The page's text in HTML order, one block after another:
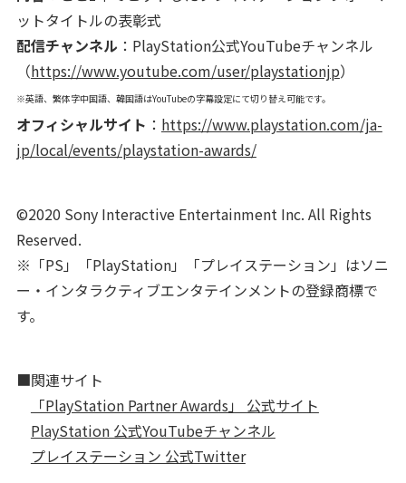
ットタイトルの表彰式
配信チャンネル ：PlayStation公式YouTubeチャンネル
（https://www.youtube.com/user/playstationjp）
※英語、繁体字中国語、韓国語はYouTubeの字幕設定にて切り替え可能です。
オフィシャルサイト ： https://www.playstation.com/ja-
jp/local/events/playstation-awards/
©2020 Sony Interactive Entertainment Inc. All Rights
Reserved.
※「PS」「PlayStation」「プレイステーション」はソニ
ー・インタラクティブエンタテインメントの登録商標で
す。
■関連サイト
「PlayStation Partner Awards」 公式サイト
PlayStation 公式YouTubeチャンネル
プレイステーション 公式Twitter